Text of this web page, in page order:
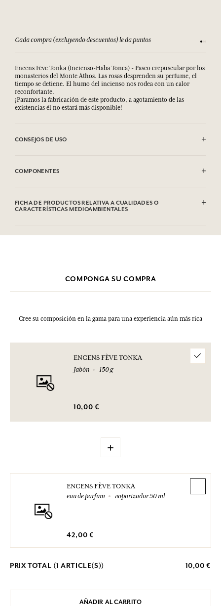
Cada compra (excluyendo descuentos) le da puntos
Encens Fève Tonka (Incienso-Haba Tonca) - Paseo crepuscular por los
monasterios del Monte Athos. Las rosas desprenden su perfume, el
tiempo se detiene. El humo del incienso nos rodea con un calor
reconfortante.
¡Paramos la fabricación de este producto, a agotamiento de las
existencias él no estará más disponible!
CONSEJOS DE USO
COMPONENTES
(Fragrance), Palm Kernel Acid, Sodium Chloride, Glycerin, Argania
Spinosa Kernel Oil*, Helianthus Annuus (Sunflower) Seed Oil,
FICHA DE PRODUCTOS RELATIVA A CUALIDADES O
CARACTERÍSTICAS MEDIOAMBIENTALES
Por favor, consulte las cualidades o características medioambientales
COMPONGA SU COMPRA
Cree su composición en la gama para una experiencia aún más rica
ENCENS FÈVE TONKA
Jabón
150 g
10,00 €
+
ENCENS FÈVE TONKA
eau de parfum
vaporizador 50 ml
42,00 €
PRIX TOTAL (1 ARTICLE(S)) 10,00 €
AÑADIR AL CARRITO